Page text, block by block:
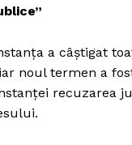
a câştigat
noul termen a
recuzarea